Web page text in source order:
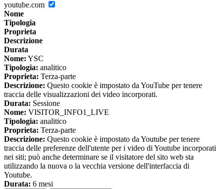
youtube.com
Nome
Tipologia
Proprieta
Descrizione
Durata
Nome: YSC
Tipologia: analitico
Proprieta: Terza-parte
Descrizione: Questo cookie è impostato da YouTube per tenere
traccia delle visualizzazioni dei video incorporati.
Durata: Sessione
Nome: VISITOR_INFO1_LIVE
Tipologia: analitico
Proprieta: Terza-parte
Descrizione: Questo cookie è impostato da Youtube per tenere
traccia delle preferenze dell'utente per i video di Youtube incorporati
nei siti; può anche determinare se il visitatore del sito web sta
utilizzando la nuova o la vecchia versione dell'interfaccia di
Youtube.
Durata: 6 mesi